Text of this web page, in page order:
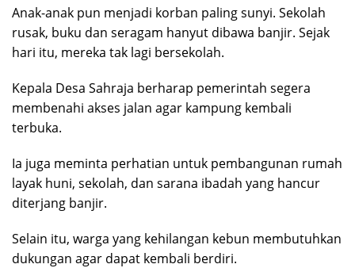
Anak-anak pun menjadi korban paling sunyi. Sekolah
rusak, buku dan seragam hanyut dibawa banjir. Sejak
hari itu, mereka tak lagi bersekolah.
Kepala Desa Sahraja berharap pemerintah segera
membenahi akses jalan agar kampung kembali
terbuka.
Ia juga meminta perhatian untuk pembangunan rumah
layak huni, sekolah, dan sarana ibadah yang hancur
diterjang banjir.
Selain itu, warga yang kehilangan kebun membutuhkan
dukungan agar dapat kembali berdiri.